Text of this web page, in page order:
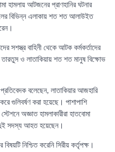
হামলায় আটজনের প্রাণহানির ঘটনার
বিভিন্ন এলাকায় শত শত আলাউইত
সশস্ত্র বাহিনী থেকে আটক কর্মকর্তাদের
তারতুস ও লাতাকিয়ায় শত শত মানুষ বিক্ষোভ
বলেছেন, লাতাকিয়ার আজহারি
গুলিবর্ষণ করা হয়েছে। পাশাপাশি
অজ্ঞাত হামলাকারীরা হাতবোমা
দুই সদস্য আহত হয়েছেন।
নিশ্চিত করেনি সিরীয় কর্তৃপক্ষ।